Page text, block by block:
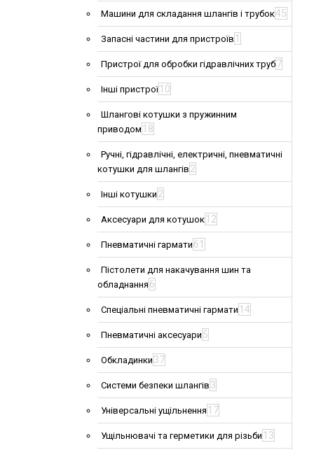
Машини для складання шлангів і трубок45
Запасні частини для пристроїв 1
Пристрої для обробки гідравлічних труб7
Інші пристрої 10
Шлангові котушки з пружинним
приводом 18
Ручні, гідравлічні, електричні, пневматичні
котушки для шлангів 2
Інші котушки 2
Аксесуари для котушок 12
Пневматичні гармати 61
Пістолети для накачування шин та
обладнання 6
Спеціальні пневматичні гармати 14
Пневматичні аксесуари 5
Обкладинки 37
Системи безпеки шлангів 3
Універсальні ущільнення 17
Ущільнювачі та герметики для різьби 13